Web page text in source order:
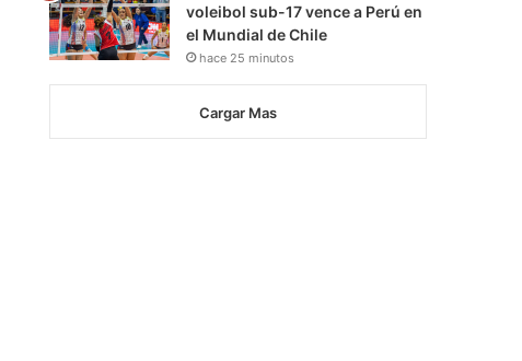
voleibol sub-17 vence a Perú en
el Mundial de Chile
hace 25 minutos
Cargar Mas